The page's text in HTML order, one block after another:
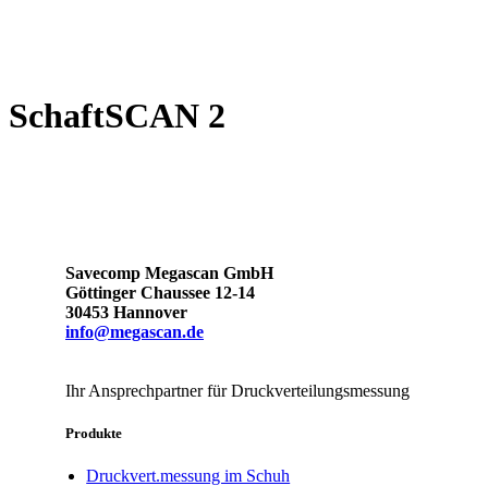
SchaftSCAN 2
Savecomp Megascan GmbH
Göttinger Chaussee 12-14
30453 Hannover
info@megascan.de
Ihr Ansprechpartner für Druckverteilungsmessung
Produkte
Druckvert.messung im Schuh